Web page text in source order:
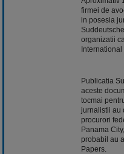
firmei de
in posesia
organizatii
International
Publicatia
aceste
tocmai
jurnalistii au
procurori
Panama
probabil au
Papers.